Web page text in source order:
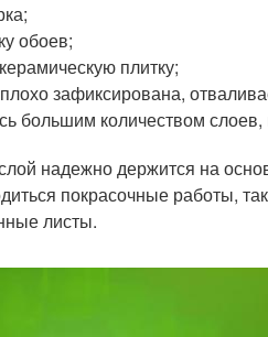
обоев;
плитку;
зафиксирована,
большим количеством слоев,
надежно держится на
покрасочные работы,
листы.